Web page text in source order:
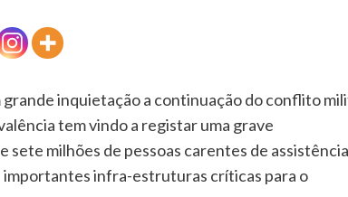
inquietação a continuação do conflito
tem vindo a registar uma grave
sete milhões de pessoas carentes de assistência
importantes infra-estruturas críticas para o